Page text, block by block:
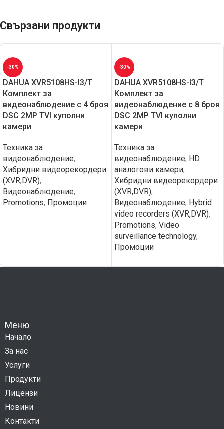
Свързани продукти
-30%
DAHUA XVR5108HS-I3/T
Комплект за
видеонаблюдение с 4 броя
DSC 2MP TVI куполни
камери
Техника за
видеонаблюдение,
Хибридни видеорекордери
(XVR,DVR),
Видеонаблюдение,
Promotions, Промоции
-30%
DAHUA XVR5108HS-I3/T
Комплект за
видеонаблюдение с 8 броя
DSC 2MP TVI куполни
камери
Техника за
видеонаблюдение, HD
aналогови камери,
Хибридни видеорекордери
(XVR,DVR),
Видеонаблюдение, Hybrid
video recorders (XVR,DVR),
Promotions, Video
surveillance technology,
Промоции
Меню
Начало
За нас
Услуги
Продукти
Лицензи
Новини
Контакти